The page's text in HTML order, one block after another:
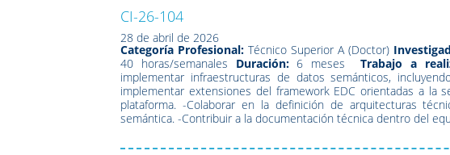
CI-26-104
28 de abril de 2026
Categoría Profesional:Técnico Superior A (Doctor)
40 horas/semanales Duración: 6 mesesTrabajo a
implementar infraestructuras de datos semánticos,
implementar extensiones del framework EDC orientadas a la
plataforma. -Colaborar en la definición de arquitecturas
semántica. -Contribuir a la documentación técnica dentro del